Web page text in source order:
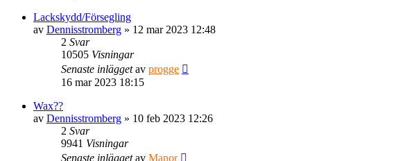
Lackskydd/Försegling
av Dennisstromberg » 12 mar 2023 12:48
2 Svar
10505 Visningar
Senaste inläggetav progge
16 mar 2023 18:15
Wax??
av Dennisstromberg » 10 feb 2023 12:26
2 Svar
9941 Visningar
Senaste inläggetav Manor